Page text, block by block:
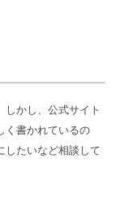
しかし、公式サイト
く書かれているの
したいなど相談して